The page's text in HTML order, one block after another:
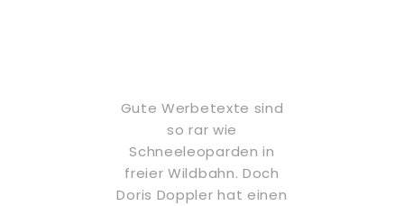
Gute Werbetexte sind
so rar wie
Schneeleoparden in
freier Wildbahn. Doch
Doris Doppler hat einen